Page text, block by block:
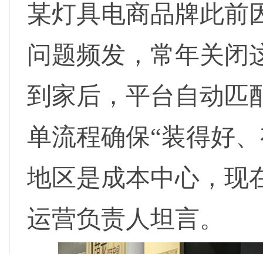
某灯具电商品牌此前
问题频发，常年关闭
到家后，平台自动匹
单流程确保“装得好
地区是成本中心，现
运营负责人坦言。